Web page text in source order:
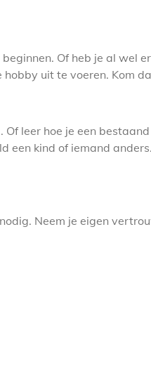
Of heb je al wel
uit te voeren. Kom
leer hoe je een
een kind of iemand
Neem je eigen